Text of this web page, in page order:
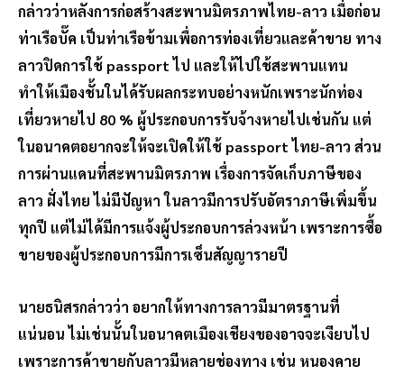
กล่าวว่าหลังการก่อสร้างสะพานมิตรภาพไทย-ลาว เมื่อก่อน
ท่าเรือบั๊ค เป็นท่าเรือข้ามเพื่อการท่องเที่ยวและค้าขาย ทาง
ลาวปิดการใช้ passport ไป และให้ไปใช้สะพานแทน
ทำให้เมืองชั้นในได้รับผลกระทบอย่างหนักเพราะนักท่อง
เที่ยวหายไป 80 % ผู้ประกอบการรับจ้างหายไปเช่นกัน แต่
ในอนาคตอยากจะให้จะเปิดให้ใช้ passport ไทย-ลาว ส่วน
การผ่านแดนที่สะพานมิตรภาพ เรื่องการจัดเก็บภาษีของ
ลาว ฝั่งไทย ไม่มีปัญหา ในลาวมีการปรับอัตราภาษีเพิ่มขึ้น
ทุกปี แต่ไม่ได้มีการแจ้งผู้ประกอบการล่วงหน้า เพราะการซื้อ
ขายของผู้ประกอบการมีการเซ็นสัญญารายปี
นายธนิสรกล่าวว่า อยากให้ทางการลาวมีมาตรฐานที่
แน่นอน ไม่เช่นนั้นในอนาคตเมืองเชียงของอาจจะเงียบไป
เพราะการค้าขายกับลาวมีหลายช่องทาง เช่น หนองคาย